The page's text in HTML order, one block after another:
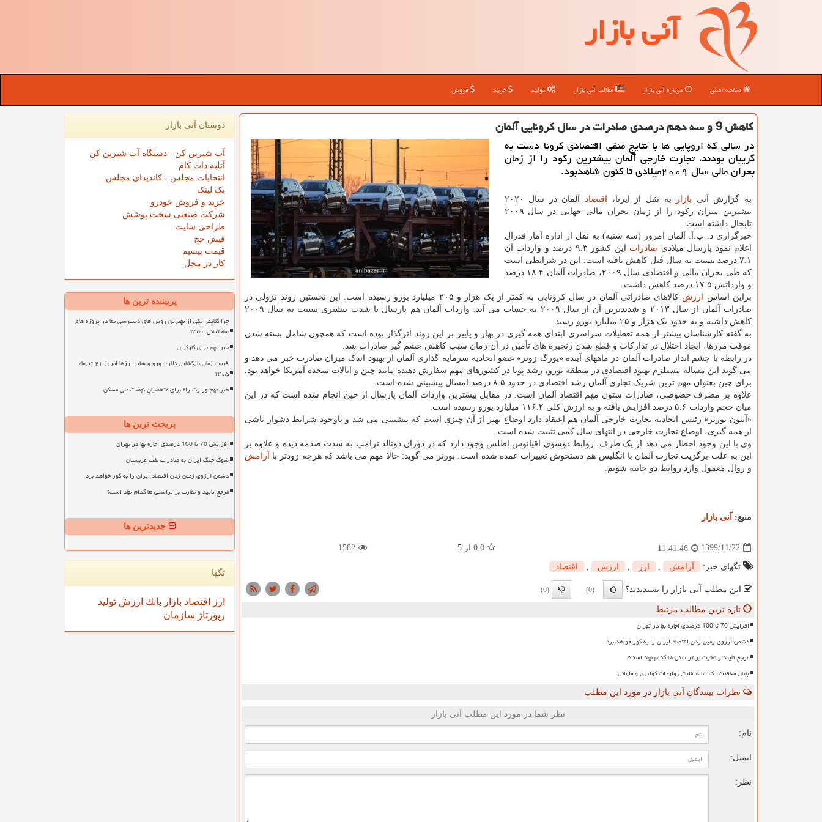
آنی بازار
صفحه اصلی درباره آنی بازار مطالب آنی بازار تولید خرید فروش
كاهش 9 و سه دهم درصدی صادرات در سال كرونایی آلمان
در سالی که اروپایی ها با نتایج منفی اقتصادی کرونا دست به
گریبان بودند، تجارت خارجی آلمان بیشترین رکود را از زمان
بحران مالی سال ۲۰۰۹میلادی تا کنون شاهدبود.
به گزارش آنی بازار به نقل از ایرنا، اقتصاد
آلمان در سال ۲۰۲۰
بیشترین میزان رکود را از زمان بحران مالی جهانی در سال ۲۰۰۹
تابحال داشته است.
خبرگزاری د. پ.آ. آلمان امروز (سه شنبه) به نقل از اداره آمار فدرال
اعلام نمود پارسال میلادی صادرات
این کشور ۹.۳ درصد و واردات آن
۷.۱ درصد نسبت به سال قبل کاهش یافته است. این در شرایطی است
که طی بحران مالی و اقتصادی سال ۲۰۰۹، صادرات آلمان ۱۸.۴ درصد
و وارداتش ۱۷.۵ درصد کاهش داشت.
براین اساس
ارزش
کالاهای صادراتی آلمان در سال کرونایی به کمتر از یک هزار و ۲۰۵ میلیارد یورو رسیده است. این نخستین روند نزولی در
صادرات آلمان از سال ۲۰۱۳ و شدیدترین آن از سال ۲۰۰۹ به حساب می آید. واردات آلمان هم پارسال با شدت بیشتری نسبت به سال ۲۰۰۹
کاهش داشته و به حدود یک هزار و ۲۵ میلیارد یورو رسید.
به گفته کارشناسان بیشتر از همه تعطیلات سراسری ابتدای همه گیری در بهار و پاییز بر این روند اثرگذار بوده است که همچون شامل بسته شدن
موقت مرزها، ایجاد اختلال در تدارکات و قطع شدن زنجیره های تأمین در آن زمان سبب کاهش چشم گیر صادرات شد.
در رابطه با چشم انداز صادرات آلمان در ماههای آینده «یورگ زونر» عضو اتحادیه سرمایه گذاری آلمان از بهبود اندک میزان صادرت خبر می دهد و
می گوید این مساله مستلزم بهبود اقتصادی در منطقه یورو، رشد پویا در کشورهای مهم سفارش دهنده مانند چین و ایالات متحده آمریکا خواهد بود.
برای چین بعنوان مهم ترین شریک تجاری آلمان رشد اقتصادی در حدود ۸.۵ درصد امسال پیشبینی شده است.
علاوه بر مصرف خصوصی، صادرات ستون مهم اقتصاد آلمان است. در مقابل بیشترین واردات آلمان پارسال از چین انجام شده است که در این
میان حجم واردات ۵.۶ درصد افزایش یافته و به ارزش کلی ۱۱۶.۲ میلیارد یورو رسیده است.
«آنتون بورنر» رئیس اتحادیه تجارت خارجی آلمان هم اعتقاد دارد اوضاع بهتر از آن چیزی است که پیشبینی می شد و باوجود شرایط دشوار ناشی
از همه گیری، اوضاع تجارت خارجی در انتهای سال کمی تثبیت شده است.
وی با این وجود اخطار می دهد از یک طرف، روابط دوسوی اقیانوس اطلس وجود دارد که در دوران دونالد ترامپ به شدت صدمه دیده و علاوه بر
این به علت برگزیت تجارت آلمان با انگلیس هم دستخوش تغییرات عمده شده است. بورنر می گوید: حالا مهم می باشد که هرچه زودتر با
آرامش
و روال معمول وارد روابط دو جانبه شویم.
منبع: آنی بازار
1399/11/22
11:41:46
0.0 از 5 1582
تگهای خبر: آرامش ارز ارزش اقتصاد
این مطلب آنی بازار را پسندیدید؟ (0)
(0)
تازه ترین مطالب مرتبط
افزایش 70 تا 100 درصدی اجاره بها در تهران
دشمن آرزوی زمین زدن اقتصاد ایران را به گور خواهد برد
مرجع تأیید و نظارت بر تراستی ها کدام نهاد است؟
پایان معافیت یک ساله مالیاتی واردات کولبری و ملوانی
نظرات بینندگان آنی بازار در مورد این مطلب
نظر شما در مورد این مطلب آنی بازار
نام:
ایمیل:
نظر:
دوستان آنی بازار
آب شیرین کن - دستگاه آب شیرین کن
آتلیه دات کام
انتخابات مجلس ، کاندیدای مجلس
بک لینک
خرید و فروش خودرو
شرکت صنعتی سخت پوشش
طراحی سایت
فیش حج
قیمت بیسیم
کار در محل
پربیننده ترین ها
چرا کلایمر یکی از بهترین روش های دسترسی نما در پروژه های
ساختمانی است؟
خبر مهم برای کارگران
قیمت زمان بازگشایی دلار، یورو و سایر ارزها امروز ۲۱ تیرماه
۱۴۰۵
خبر مهم وزارت راه برای متقاضیان نهضت ملی مسکن
پربحث ترین ها
افزایش 70 تا 100 درصدی اجاره بها در تهران
شوک جنگ ایران به صادرات نفت عربستان
دشمن آرزوی زمین زدن اقتصاد ایران را به گور خواهد برد
مرجع تأیید و نظارت بر تراستی ها کدام نهاد است؟
جدیدترین ها
تگها
ارز اقتصاد بازار بانك ارزش تولید
رپورتاژ سازمان